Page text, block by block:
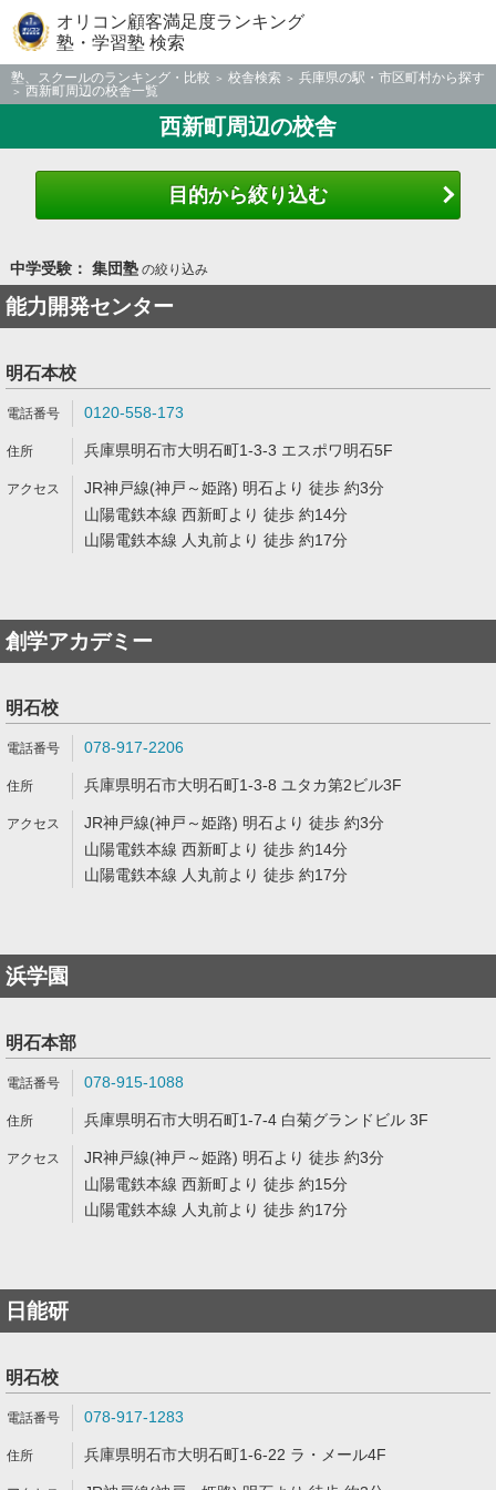
オリコン顧客満足度ランキング
塾・学習塾 検索
塾、スクールのランキング・比較 校舎検索
兵庫県の駅・市区町村から探す
西新町周辺の校舎一覧
西新町周辺の校舎
目的から絞り込む
中学受験： 集団塾の絞り込み
能力開発センター
明石本校
0120-558-173
兵庫県明石市大明石町1-3-3 エスポワ明石5F
JR神戸線(神戸～姫路) 明石より 徒歩 約3分
山陽電鉄本線 西新町より 徒歩 約14分
山陽電鉄本線 人丸前より 徒歩 約17分
創学アカデミー
明石校
078-917-2206
兵庫県明石市大明石町1-3-8 ユタカ第2ビル3F
JR神戸線(神戸～姫路) 明石より 徒歩 約3分
山陽電鉄本線 西新町より 徒歩 約14分
山陽電鉄本線 人丸前より 徒歩 約17分
浜学園
明石本部
078-915-1088
兵庫県明石市大明石町1-7-4 白菊グランドビル 3F
JR神戸線(神戸～姫路) 明石より 徒歩 約3分
山陽電鉄本線 西新町より 徒歩 約15分
山陽電鉄本線 人丸前より 徒歩 約17分
日能研
明石校
078-917-1283
兵庫県明石市大明石町1-6-22 ラ・メール4F